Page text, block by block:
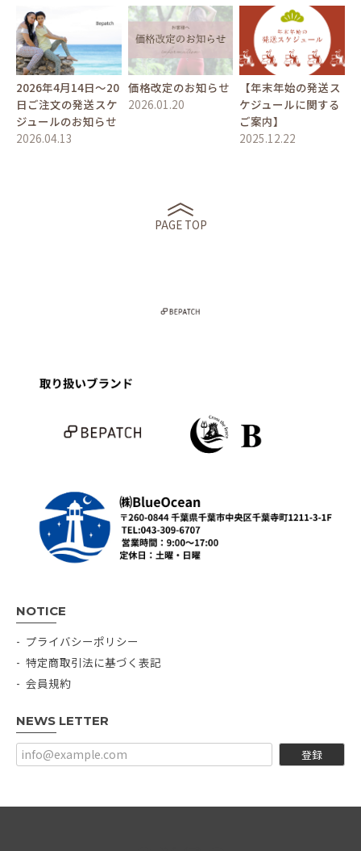
2026年4月14日〜20
日ご注文の発送スケ
ジュールのお知らせ
2026.04.13
価格改定のお知らせ
2026.01.20
【年末年始の発送ス
ケジュールに関する
ご案内】
2025.12.22
PAGE TOP
NOTICE
プライバシーポリシー
特定商取引法に基づく表記
会員規約
NEWS LETTER
登録